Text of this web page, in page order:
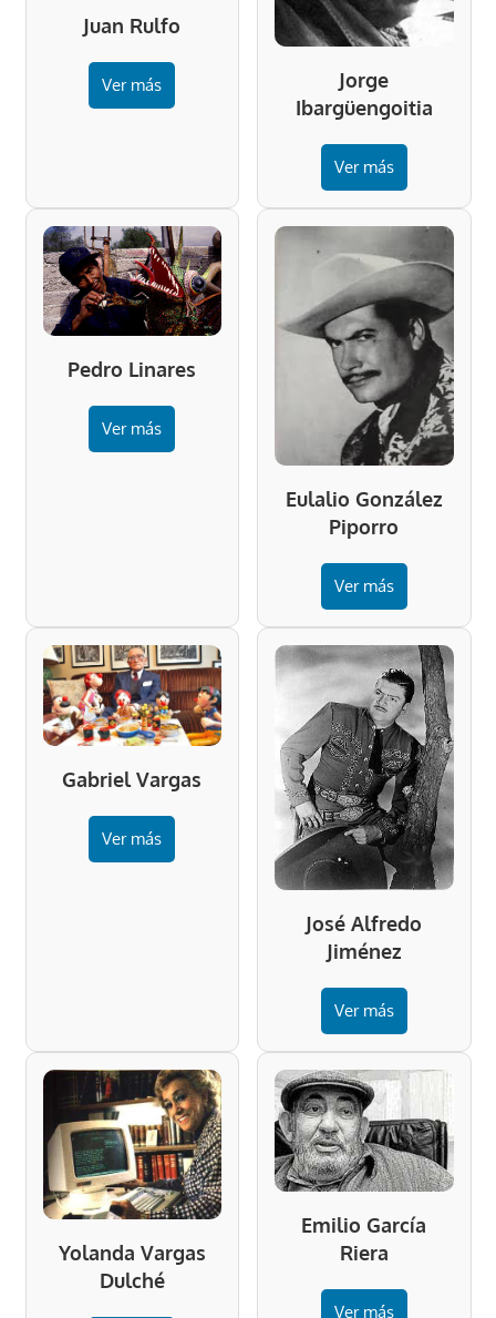
Juan Rulfo
Ver más
Jorge
Ibargüengoitia
Ver más
Pedro Linares
Ver más
Eulalio González
Piporro
Ver más
Gabriel Vargas
Ver más
José Alfredo
Jiménez
Ver más
Yolanda Vargas
Dulché
Emilio García
Riera
Ver más